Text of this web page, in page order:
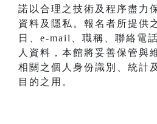
諾以合理之技術及程序盡力
資料及隱私。報名者所提供
日、e-mail、職稱、聯絡電
人資料，本館將妥善保管與
相關之個人身份識別、統計
目的之用。